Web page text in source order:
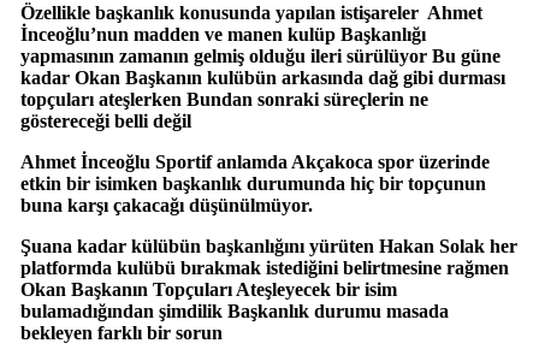
Özellikle başkanlık konusunda yapılan istişareler Ahmet
İnceoğlu’nun madden ve manen kulüp Başkanlığı
yapmasının zamanın gelmiş olduğu ileri sürülüyor Bu güne
kadar Okan Başkanın kulübün arkasında dağ gibi durması
topçuları ateşlerken Bundan sonraki süreçlerin ne
göstereceği belli değil
Ahmet İnceoğlu Sportif anlamda Akçakoca spor üzerinde
etkin bir isimken başkanlık durumunda hiç bir topçunun
buna karşı çakacağı düşünülmüyor.
Şuana kadar külübün başkanlığını yürüten Hakan Solak her
platformda kulübü bırakmak istediğini belirtmesine rağmen
Okan Başkanın Topçuları Ateşleyecek bir isim
bulamadığından şimdilik Başkanlık durumu masada
bekleyen farklı bir sorun